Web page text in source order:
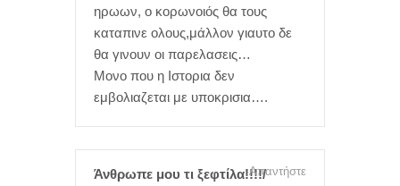
ηρωων, ο κορωνοιός θα τους
καταπινε ολους,μάλλον γιαυτο δε
θα γινουν οι παρελασεις…
Μονο που η Ιστορια δεν
εμβολιαζεται με υποκρισια….
Άνθρωπε μου τι ξεφτίλα!!!!/Απαντήστε